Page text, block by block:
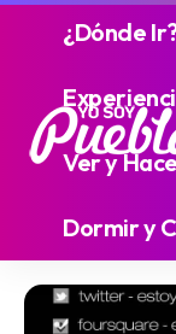
¿Dónde
Ver y
Dormir y